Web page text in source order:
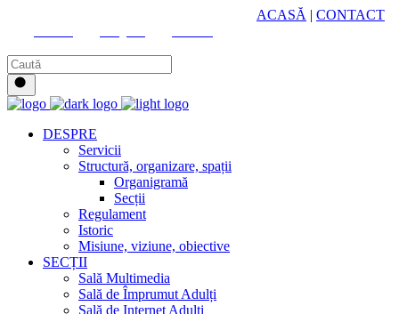
ACASĂ | CONTACT
DESPRE
Servicii
Structură, organizare, spații
Organigramă
Secții
Regulament
Istoric
Misiune, viziune, obiective
SECȚII
Sală Multimedia
Sală de Împrumut Adulți
Sală de Internet Adulți